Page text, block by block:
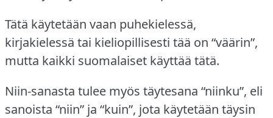
Tätä käytetään vaan puhekielessä,
kirjakielessä tai kieliopillisesti tää on “väärin”,
mutta kaikki suomalaiset käyttää tätä.
Niin-sanasta tulee myös täytesana “niinku”, eli
sanoista “niin” ja “kuin”, jota käytetään täysin